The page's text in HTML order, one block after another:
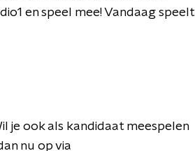
en speel mee! Vandaag speelt
je ook als kandidaat meespelen
nu op via